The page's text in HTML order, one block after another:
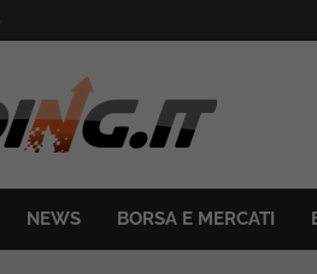
NEWS BORSA E MERCATI